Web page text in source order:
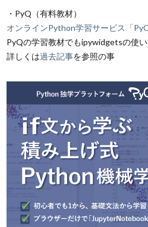
・PyQ（有料教材）
オンラインPython学習サービス「
PyQの学習教材でもipywidgetsの使い
詳しくは過去記事を参照の事